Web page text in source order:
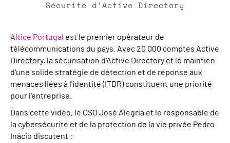
Sécurité d'Active Directory
Altice Portugal est le premier opérateur de
télécommunications du pays. Avec 20 000 comptes Active
Directory, la sécurisation d'Active Directory et le maintien
d'une solide stratégie de détection et de réponse aux
menaces liées à l'identité (ITDR) constituent une priorité
pour l'entreprise.
Dans cette vidéo, le CSO José Alegria et le responsable de
la cybersécurité et de la protection de la vie privée Pedro
Inácio discutent :